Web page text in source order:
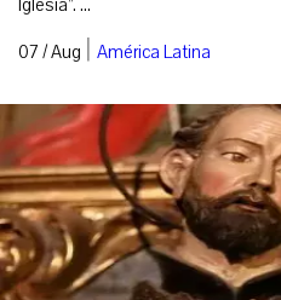
Iglesia”. ...
07 / Aug | América Latina